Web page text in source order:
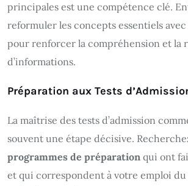
principales est une compétence clé.
reformuler les concepts essentiels
pour renforcer la compréhension et la
d’informations.
Préparation aux Tests
La maîtrise des tests d’admission
souvent une étape décisive.
programmes de préparation qui ont
et qui correspondent à votre emploi du